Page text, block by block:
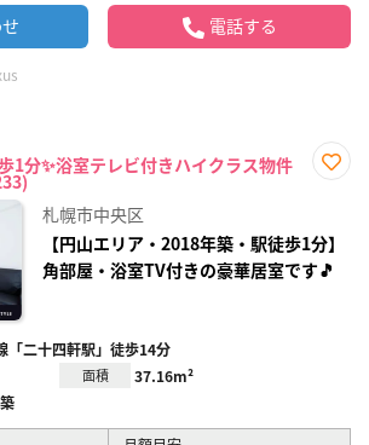
電話する
1分✨浴室テレビ付きハイクラス物件
録
札幌市中央区
【円山エリア・2018年築・駅徒歩1分】
角部屋・浴室TV付きの豪華居室です🎵
「二十四軒駅」徒歩14分
面積 37.16m²